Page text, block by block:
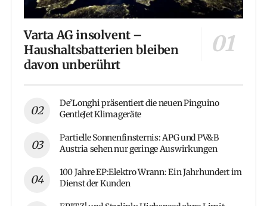
Varta AG insolvent –
Haushaltsbatterien bleiben
davon unberührt
De’Longhi präsentiert die neuen Pinguino
GentleJet Klimageräte
Partielle Sonnenfinsternis: APG und PV&B
Austria sehen nur geringe Auswirkungen
100 Jahre EP:Elektro Wrann: Ein Jahrhundert im
Dienst der Kunden